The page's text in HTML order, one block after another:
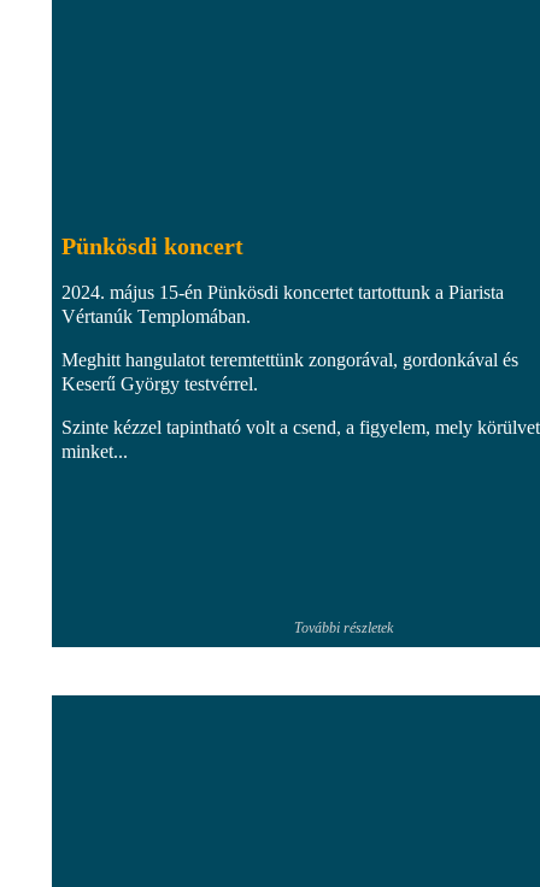
Pünkösdi koncert
2024. május 15-én Pünkösdi koncertet tartottunk a Piarista
Vértanúk Templomában.
Meghitt hangulatot teremtettünk zongorával, gordonkával és
Keserű György testvérrel.
Szinte kézzel tapintható volt a csend, a figyelem, mely
minket...
További részletek